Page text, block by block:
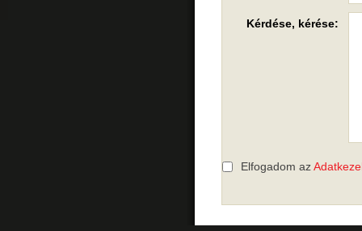
Kérdése, kérése:
Elfogadom az